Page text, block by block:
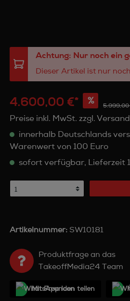
Achtung: Nur noch ein
Dieser Artikel ist nur
4.600,00 €* % 5.999,00
Preise inkl. MwSt. zzgl.
innerhalb Deutschlands
Warenwert von 100 Euro
sofort verfügbar, Lieferzeit
Artikelnummer: SW10181
Produktfrage an das
TakeoffMedia24 Team
Mit Frеunden teilen